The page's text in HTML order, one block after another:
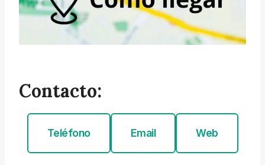
Contacto:
Teléfono Email Web